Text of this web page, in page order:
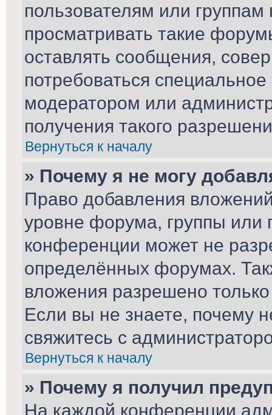
пользователям или
просматривать такие
оставлять сообщения,
потребоваться
модератором или
получения такого
Вернуться к началу
» Почему я не могу
Право добавления
уровне форума, группы или
конференции может не
определённых форумах.
вложения разрешено
Если вы не знаете, почему
свяжитесь с
Вернуться к началу
» Почему я получил
На каждой конференции